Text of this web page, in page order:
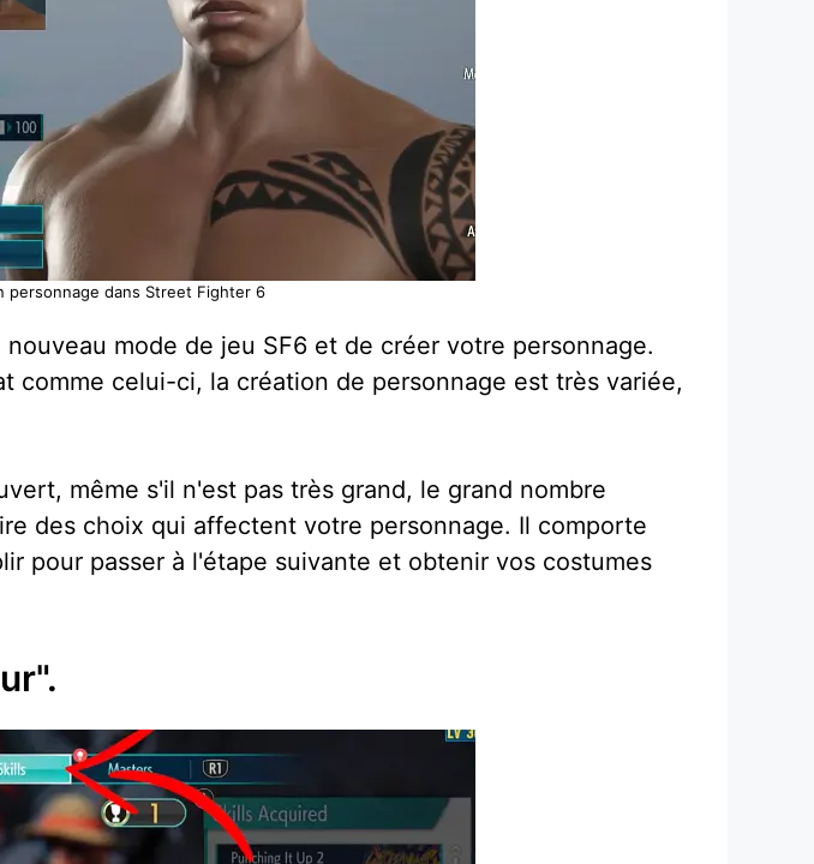
personnage dans Street Fighter 6
mode de jeu SF6 et de créer votre personnage.
celui-ci, la création de personnage est très variée,
même s'il n'est pas très grand, le grand nombre
des choix qui affectent votre personnage. Il comporte
pour passer à l'étape suivante et obtenir vos costumes